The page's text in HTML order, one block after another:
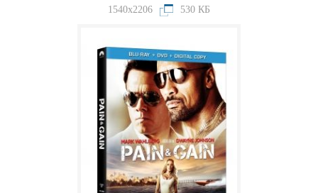
1540x2206 530 КБ